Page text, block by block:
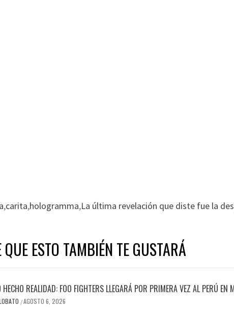
,carita,hologramma,La última revelación que diste fue la
QUE ESTO TAMBIÉN TE GUSTARÁ
HECHO REALIDAD: FOO FIGHTERS LLEGARÁ POR PRIMERA VEZ AL PERÚ
/AGOSTO 6, 2026